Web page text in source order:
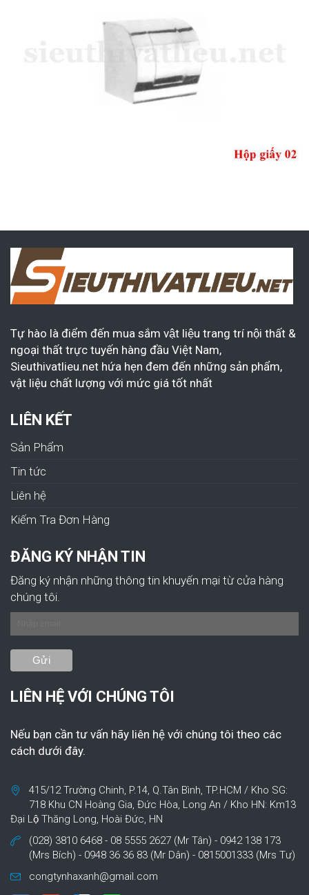
Tự hào là điểm đến mua sắm vật liệu trang trí nội thất &
ngoại thất trực tuyến hàng đầu Việt Nam,
Sieuthivatlieu.net hứa hẹn đem đến những sản phẩm,
vật liệu chất lượng với mức giá tốt nhất
LIÊN KẾT
Sản Phẩm
Tin tức
Liên hệ
Kiếm Tra Đơn Hàng
ĐĂNG KÝ NHẬN TIN
Đăng ký nhận những thông tin khuyến mại từ cửa hàng
chúng tôi.
LIÊN HỆ VỚI CHÚNG TÔI
Nếu bạn cần tư vấn hãy liên hệ với chúng tôi theo các
cách dưới đây.
415/12 Trường Chinh, P.14, Q.Tân Bình, TP.HCM / Kho SG:
718 Khu CN Hoàng Gia, Đức Hòa, Long An / Kho HN: Km13
Đại Lộ Thăng Long, Hoài Đức, HN
(028) 3810 6468 - 08 5555 2627 (Mr Tân) - 0942 138 173
(Mrs Bích) - 0948 36 36 83 (Mr Dân) - 0815001333 (Mrs Tư)
congtynhaxanh@gmail.com